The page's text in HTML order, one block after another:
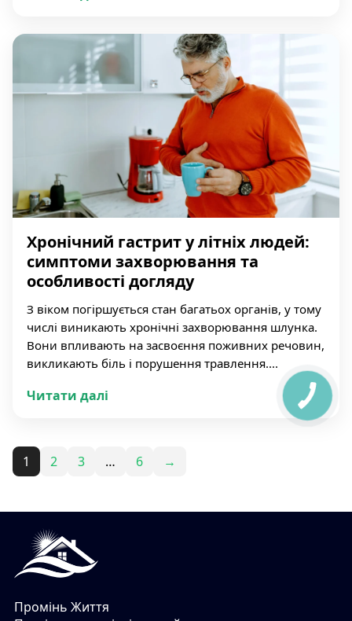
Хронічний гастрит у літніх людей:
симптоми захворювання та
особливості догляду
З віком погіршується стан багатьох органів, у тому
числі виникають хронічні захворювання шлунка.
Вони впливають на засвоєння поживних речовин,
викликають біль і порушення травлення....
Читати далі
1 2 3 … 6 →
Промінь Життя